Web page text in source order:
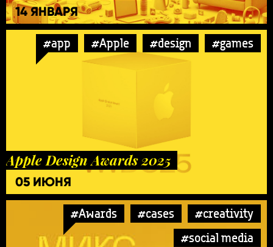
14 ЯНВАРЯ
#app #Apple #design #games
Apple Design Awards 2025
05 ИЮНЯ
#Awards #cases
#creativity
#social media